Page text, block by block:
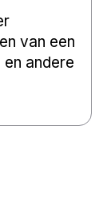
van een
andere